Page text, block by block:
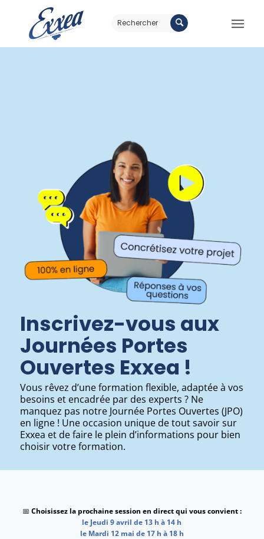
Inscrivez-vous aux
Journées Portes
Ouvertes Exxea !
Vous rêvez d’une formation flexible, adaptée à vos
besoins et encadrée par des experts ? Ne
manquez pas notre Journée Portes Ouvertes (JPO)
en ligne ! Une occasion unique de tout savoir sur
Exxea et de faire le plein d’informations pour bien
choisir votre formation.
📅 Choisissez la prochaine session en direct qui vous convient :
le Jeudi 9 avril de 13 h à 14 h
le Mardi 12 mai de 17 h à 18 h